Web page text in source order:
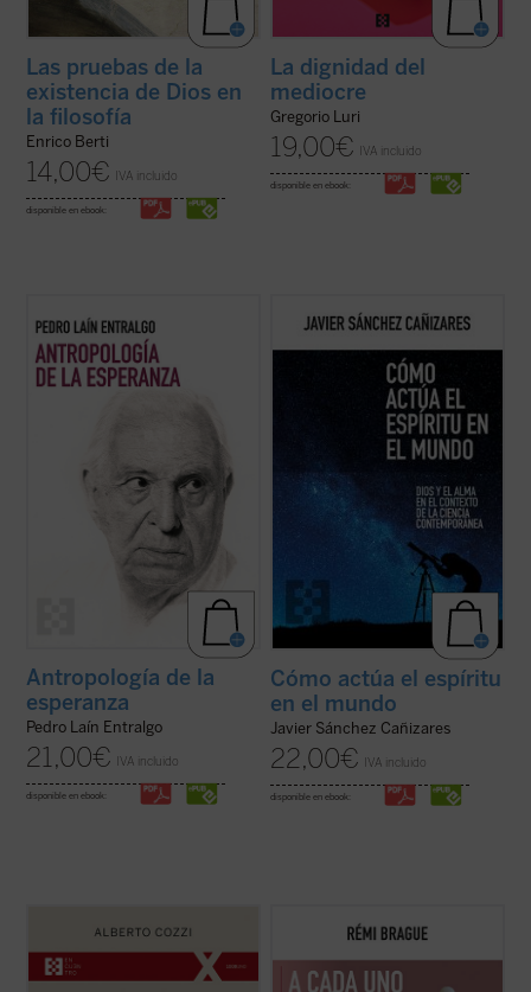
Las pruebas de la
existencia de Dios en
la filosofía
Enrico Berti
14,00€ IVA incluido
disponible en ebook:
La dignidad del
mediocre
Gregorio Luri
19,00€ IVA incluido
disponible en ebook:
de los motores fundamentales del ser
humano: la esperanza. A través de un
análisis profundo y accesible, el autor
explora cómo este concepto ha guiado
nuestra historia, desde sus raíces más ...
Antropología de la
esperanza
Pedro Laín Entralgo
21,00€ IVA incluido
disponible en ebook:
El autor traza un modelo para explicar
cómo actúa el espíritu en el mundo, pero
naturaleza o qué significado tiene la
existencia del mal. Una propuesta audaz,
con un estilo a la vez riguroso y ...(ver
Cómo actúa el espíritu
en el mundo
Javier Sánchez Cañizares
22,00€ IVA incluido
disponible en ebook:
sobre Dios no es meramente un ejercicio
intelectual, sino una apertura, un desafío a
ampliar nuestra comprensión de la
experiencia humana....(ver ficha)
Este «pequeño tratado» es la continuación
de los estudios emblemáticos de Rémi
una sucesión de breves capítulos expone
una teoría de la Providencia divina en la que